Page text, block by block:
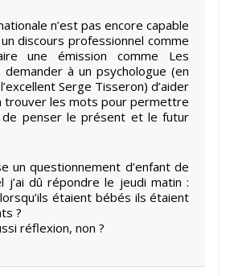
n’est pas encore capable
discours professionnel comme
une émission comme Les
demander à un psychologue (en
Serge Tisseron) d’aider
trouver les mots pour permettre
de penser le présent et le futur
un questionnement d’enfant de
j’ai dû répondre le jeudi matin :
étaient bébés ils étaient
?
réflexion, non ?